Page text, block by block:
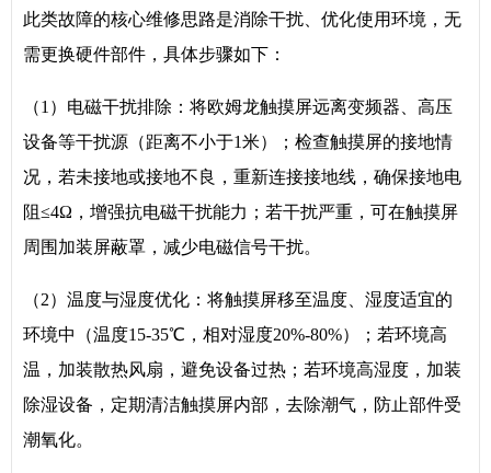
此类故障的核心维修思路是消除干扰、优化使用环境，无
需更换硬件部件，具体步骤如下：
（1）电磁干扰排除：将欧姆龙触摸屏远离变频器、高压
设备等干扰源（距离不小于1米）；检查触摸屏的接地情
况，若未接地或接地不良，重新连接接地线，确保接地电
阻≤4Ω，增强抗电磁干扰能力；若干扰严重，可在触摸屏
周围加装屏蔽罩，减少电磁信号干扰。
（2）温度与湿度优化：将触摸屏移至温度、湿度适宜的
环境中（温度15-35℃，相对湿度20%-80%）；若环境高
温，加装散热风扇，避免设备过热；若环境高湿度，加装
除湿设备，定期清洁触摸屏内部，去除潮气，防止部件受
潮氧化。